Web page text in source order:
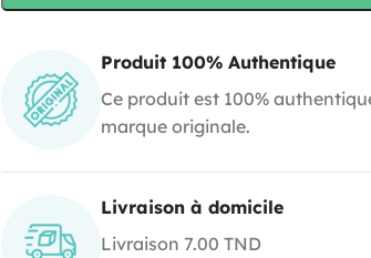
Produit 100% Authentique
Ce produit est 100%
marque originale.
Livraison à domicile
Livraison 7.00 TND